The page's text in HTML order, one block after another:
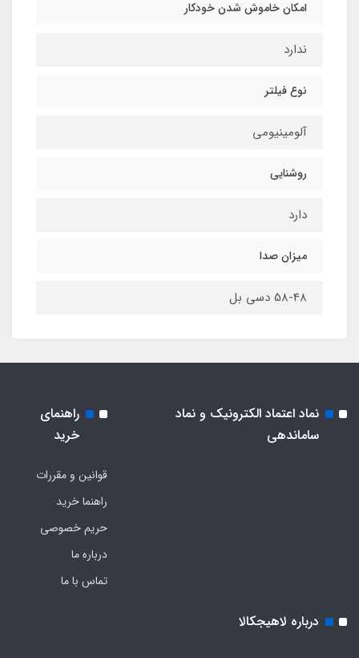
امکان خاموش شدن خودکار
ندارد
نوع فیلتر
آلومینیومی
روشنایی
دارد
میزان صدا
58-48 دسی بل
نماد اعتماد الکترونیک و نماد
ساماندهی
راهنمای
خرید
قوانین و مقررات
راهنما خرید
حریم خصوصی
درباره ما
تماس با ما
درباره لاهیجکالا